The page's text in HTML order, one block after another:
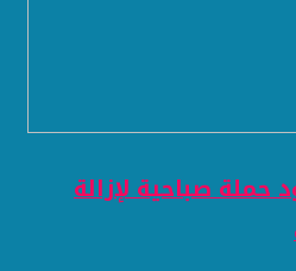
صباحية لإزالة